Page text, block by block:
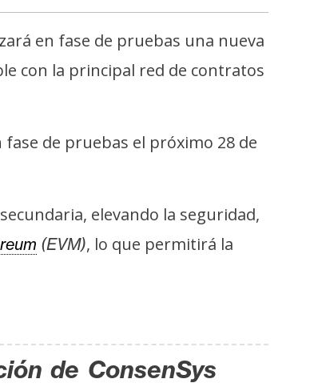
en fase de pruebas una nueva
con la principal red de contratos
fase de pruebas el próximo 28 de
elevando la seguridad,
(EVM), lo que permitirá la
de ConsenSys